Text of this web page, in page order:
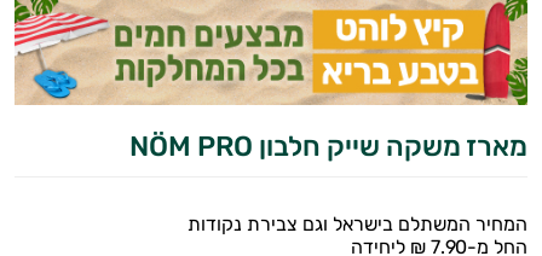
מארז משקה שייק חלבון NÖM PRO
המחיר המשתלם בישראל וגם צבירת נקודות
החל מ-7.90 ₪ ליחידה